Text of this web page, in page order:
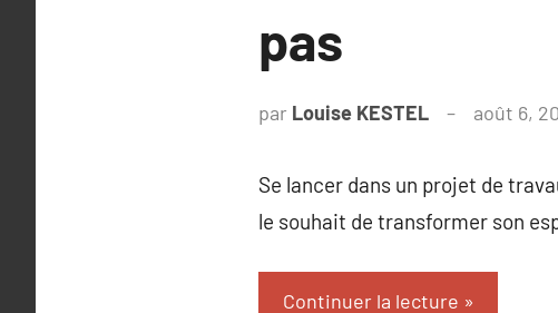
pas
par Louise KESTEL août 6,
Se lancer dans un projet de
le souhait de transformer son
Continuer la lecture